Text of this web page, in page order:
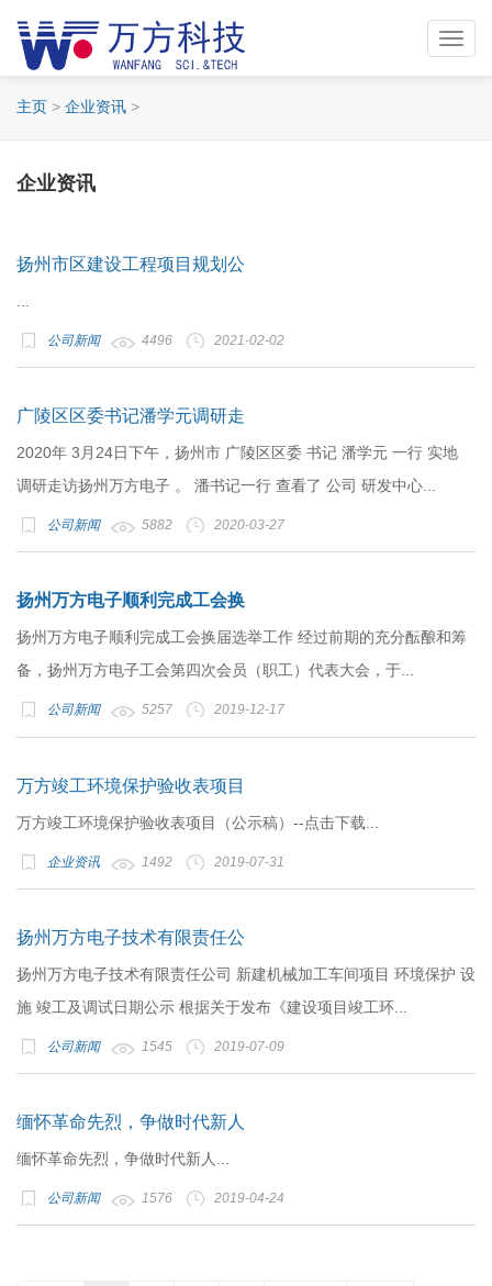
主页 > 企业资讯 >
企业资讯
扬州市区建设工程项目规划公
公司新闻 4496 2021-02-02
广陵区区委书记潘学元调研走
2020年 3月24日下午，扬州市 广陵区区委 书记 潘学元 一行 实地
调研走访扬州万方电子 。 潘书记一行 查看了 公司 研发中心...
公司新闻 5882 2020-03-27
扬州万方电子顺利完成工会换
扬州万方电子顺利完成工会换届选举工作 经过前期的充分酝酿和筹
备，扬州万方电子工会第四次会员（职工）代表大会，于...
公司新闻 5257 2019-12-17
万方竣工环境保护验收表项目
万方竣工环境保护验收表项目（公示稿）--点击下载...
企业资讯 1492 2019-07-31
扬州万方电子技术有限责任公
扬州万方电子技术有限责任公司 新建机械加工车间项目 环境保护 设
施 竣工及调试日期公示 根据关于发布《建设项目竣工环...
公司新闻 1545 2019-07-09
缅怀革命先烈，争做时代新人
缅怀革命先烈，争做时代新人...
公司新闻 1576 2019-04-24